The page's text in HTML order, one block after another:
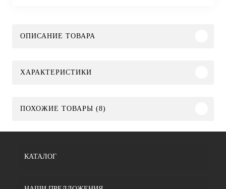
ОПИСАНИЕ ТОВАРА
ХАРАКТЕРИСТИКИ
ПОХОЖИЕ ТОВАРЫ (8)
КАТАЛОГ